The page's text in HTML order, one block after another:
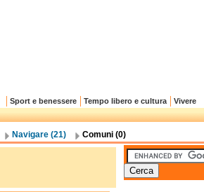
Sport e benessere Tempo libero e cultura Vivere
Navigare (21) Comuni (0)